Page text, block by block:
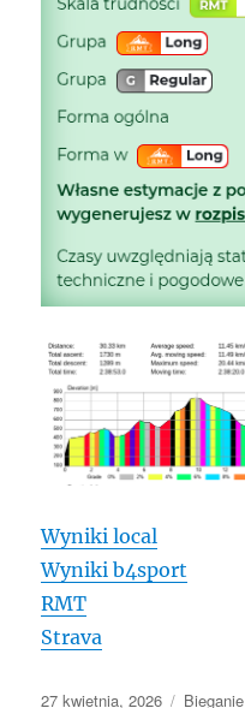
Wyniki local
Wyniki b4sport
RMT
Strava
Data
27 kwietnia, 2026 Kategorie
Bieganie